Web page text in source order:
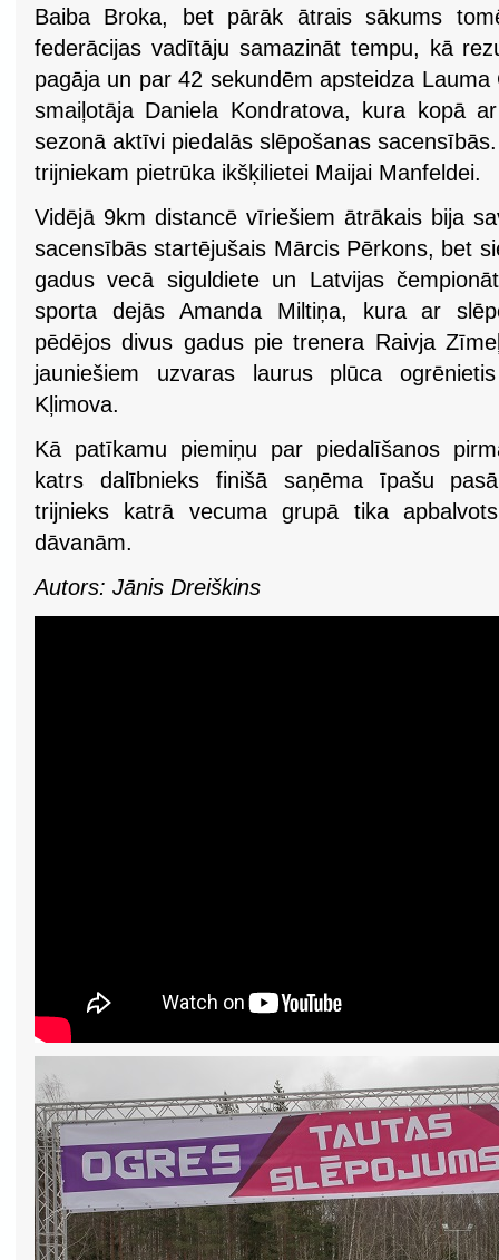
Baiba Broka, bet pārāk ātrais sākums
federācijas vadītāju samazināt tempu, kā
pagāja un par 42 sekundēm apsteidza
smaiļotāja Daniela Kondratova, kura kopā
sezonā aktīvi piedalās slēpošanas
trijniekam pietrūka ikšķilietei Maijai Manfeldei.
Vidējā 9km distancē vīriešiem ātrākais bija
sacensībās startējušais Mārcis Pērkons, bet
gadus vecā siguldiete un Latvijas
sporta dejās Amanda Miltiņa, kura ar
pēdējos divus gadus pie trenera Raivja
jauniešiem uzvaras laurus plūca
Kļimova.
Kā patīkamu piemiņu par piedalīšanos
katrs dalībnieks finišā saņēma īpašu
trijnieks katrā vecuma grupā tika
dāvanām.
Autors: Jānis Dreiškins